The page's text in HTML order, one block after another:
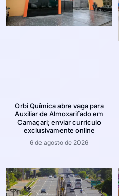
Orbi Química abre vaga para
Auxiliar de Almoxarifado em
Camaçari; enviar currículo
exclusivamente online
6 de agosto de 2026